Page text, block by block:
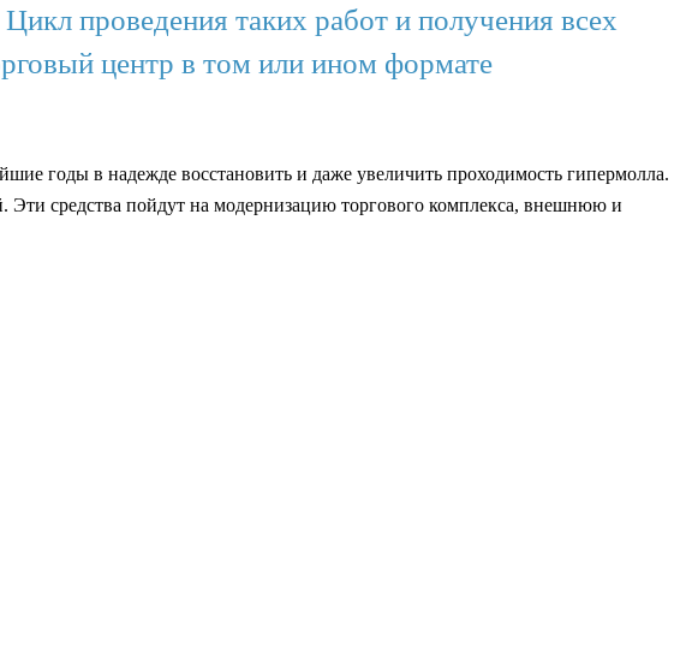
проведения таких работ и получения всех
центр в том или ином формате
годы в надежде восстановить и даже увеличить проходимость гипермолла.
Эти средства пойдут на модернизацию торгового комплекса, внешнюю и